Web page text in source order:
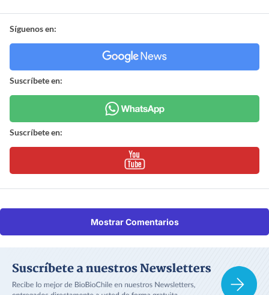
Síguenos en:
Suscríbete en:
Suscríbete en:
Mostrar Comentarios